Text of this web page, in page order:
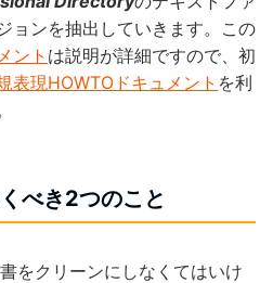
ョンを抽出していきます。この
ント は説明が詳細ですので、初
表現HOWTOドキュメント を利
べき2つのこと
をクリーンにしなくてはいけ